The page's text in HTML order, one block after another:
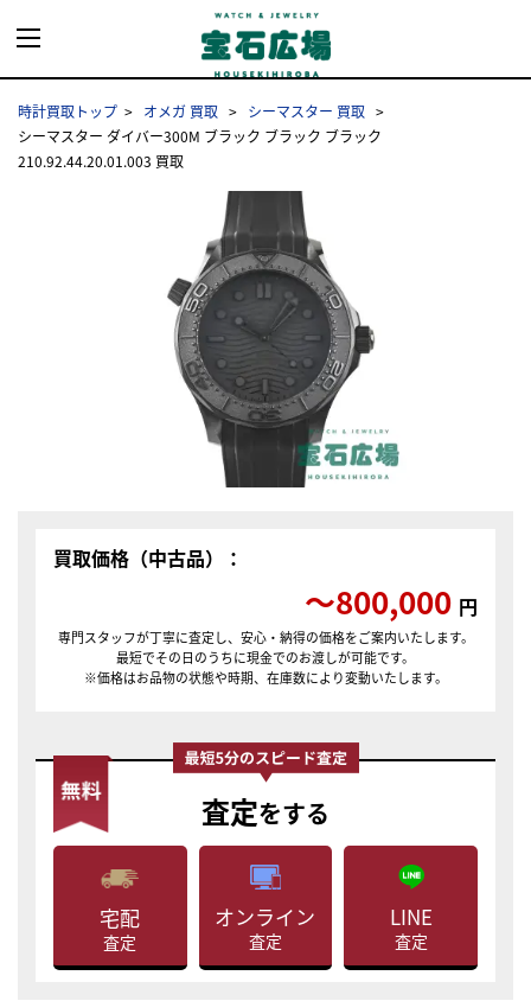
時計買取トップ オメガ 買取
シーマスター 買取
シーマスター ダイバー300M ブラック ブラック ブラック
210.92.44.20.01.003 買取
買取価格（中古品）：
〜800,000 円
専門スタッフが丁寧に査定し、安心・納得の価格をご案内いたします。
最短でその日のうちに現金でのお渡しが可能です。
※価格はお品物の状態や時期、在庫数により変動いたします。
査定をする
宅配
査定
オンライン
査定
LINE
査定